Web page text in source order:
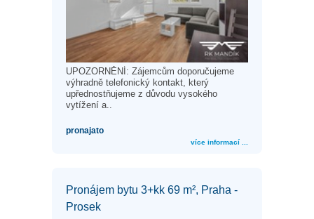
UPOZORNĚNÍ: Zájemcům doporučujeme
výhradně telefonický kontakt, který
upřednostňujeme z důvodu vysokého
vytížení a..
pronajato
více informací ...
Pronájem bytu 3+kk 69 m², Praha -
Prosek